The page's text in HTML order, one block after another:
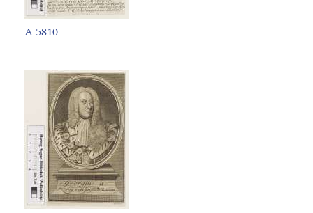
A 5810